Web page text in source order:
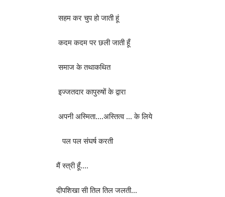
सहम कर चुप हो जाती हूं
कदम कदम पर छली जाती हूँ
समाज के तथाकथित
इज्जतदार कापुरुषों के द्वारा
अपनी अस्मिता….अस्तित्व … के लिये
पल पल संघर्ष करती
मैं स्त्री हूँ….
दीपशिखा सी तिल तिल जलती…